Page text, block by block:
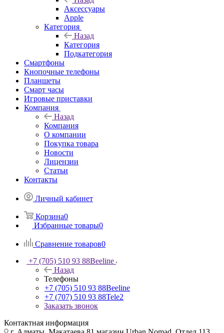
Аксессуары
Apple
Категория
Назад
Категория
Подкатегория
Смартфоны
Кнопочные телефоны
Планшеты
Смарт часы
Игровые приставки
Компания
Назад
Компания
О компании
Покупка товара
Новости
Лицензии
Статьи
Контакты
Личный кабинет
Корзина0
Избранные товары0
Сравнение товаров0
+7 (705) 510 93 88Beeline
Назад
Телефоны
+7 (705) 510 93 88Beeline
+7 (707) 510 93 88Tele2
Заказать звонок
Контактная информация